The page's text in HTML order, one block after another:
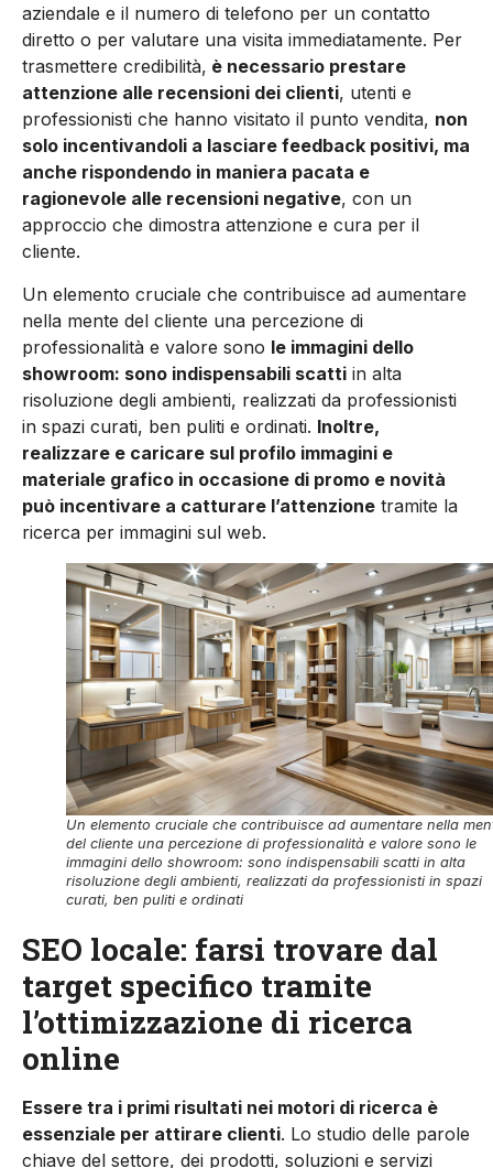
aziendale e il numero di telefono per un contatto
diretto o per valutare una visita immediatamente. Per
trasmettere credibilità, è necessario prestare
attenzione alle recensioni dei clienti, utenti e
professionisti che hanno visitato il punto vendita, non
solo incentivandoli a lasciare feedback positivi, ma
anche rispondendo in maniera pacata e
ragionevole alle recensioni negative, con un
approccio che dimostra attenzione e cura per il
cliente.
Un elemento cruciale che contribuisce ad aumentare
nella mente del cliente una percezione di
professionalità e valore sono le immagini dello
showroom: sono indispensabili scatti in alta
risoluzione degli ambienti, realizzati da professionisti
in spazi curati, ben puliti e ordinati. Inoltre,
realizzare e caricare sul profilo immagini e
materiale grafico in occasione di promo e novità
può incentivare a catturare l’attenzione tramite la
ricerca per immagini sul web.
Un elemento cruciale che contribuisce ad aumentare nella
del cliente una percezione di professionalità e valore sono le
immagini dello showroom: sono indispensabili scatti in alta
risoluzione degli ambienti, realizzati da professionisti in spazi
curati, ben puliti e ordinati
SEO locale: farsi trovare dal
target specifico tramite
l’ottimizzazione di ricerca
online
Essere tra i primi risultati nei motori di ricerca è
essenziale per attirare clienti. Lo studio delle parole
chiave del settore, dei prodotti, soluzioni e servizi